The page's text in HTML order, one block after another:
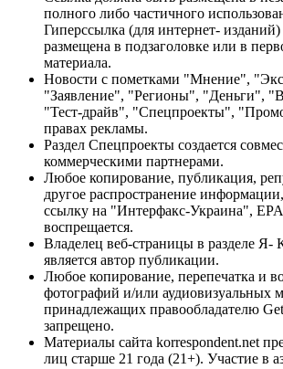
полного либо частичного
Гиперссылка (для интернет-
размещена в подзаголовке или в
материала.
Новости с пометками "Мнение",
"Заявление", "Регионы", "Деньги",
"Тест-драйв", "Спецпроекты",
правах рекламы.
Раздел Спецпроекты создается
коммерческими партнерами.
Любое копирование, публикация,
другое распространение
ссылку на "Интерфакс-Украина",
воспрещается.
Владелец веб-страницы в разделе Я-
является автор публикации.
Любое копирование, перепечатка и
фотографий и/или аудиовизуальных
принадлежащих правообладателю
запрещено.
Материалы сайта korrespondent.net
лиц старше 21 года (21+). Участие в